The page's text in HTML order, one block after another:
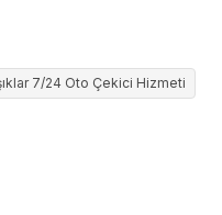
7/24 Oto Çekici Hizmeti